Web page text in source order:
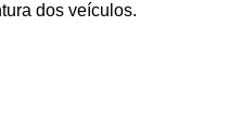
dos veículos.